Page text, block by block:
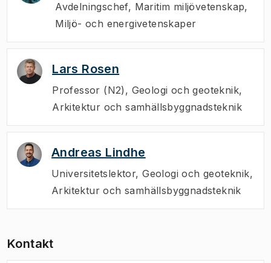
Avdelningschef, Maritim miljövetenskap,
Miljö- och energivetenskaper
Lars Rosen
Professor (N2) , Geologi och geoteknik,
Arkitektur och samhällsbyggnadsteknik
Andreas Lindhe
Universitetslektor,Geologi och geoteknik,
Arkitektur och samhällsbyggnadsteknik
Kontakt